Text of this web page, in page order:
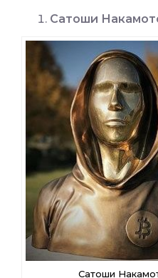
Сатоши
Сатоши